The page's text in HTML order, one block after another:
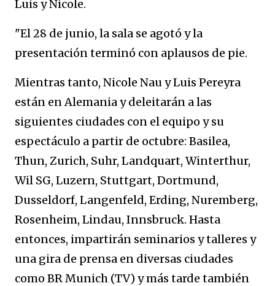
Luis y Nicole.
"El 28 de junio, la sala se agotó y la
presentación terminó con aplausos de pie.
Mientras tanto, Nicole Nau y Luis Pereyra
están en Alemania y deleitarán a las
siguientes ciudades con el equipo y su
espectáculo a partir de octubre: Basilea,
Thun, Zurich, Suhr, Landquart, Winterthur,
Wil SG, Luzern, Stuttgart, Dortmund,
Dusseldorf, Langenfeld, Erding, Nuremberg,
Rosenheim, Lindau, Innsbruck. Hasta
entonces, impartirán seminarios y talleres y
una gira de prensa en diversas ciudades
como BR Munich (TV) y más tarde también